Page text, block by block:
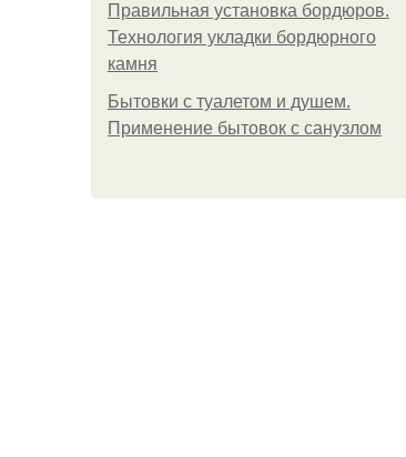
Правильная установка бордюров.
Технология укладки бордюрного
камня
Бытовки с туалетом и душем.
Применение бытовок с санузлом